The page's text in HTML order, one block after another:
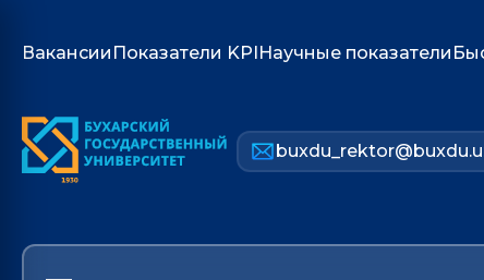
Вакансии Показатели KPIНаучные показатели